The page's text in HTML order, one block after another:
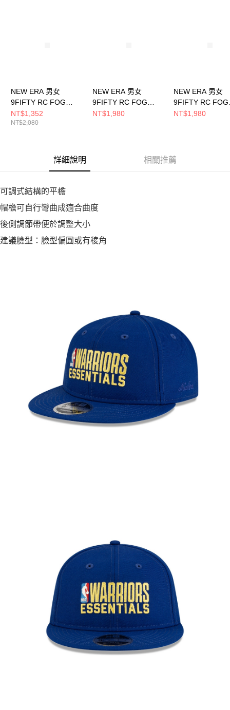
NEW ERA 男女
9FIFTY RC FOG
27395 洛杉磯湖人 藍
NE60792605
NT$1,352
NT$2,080
NEW ERA 男女
9FIFTY RC FOG
31974 達拉斯牛仔 海
NT$1,980
NEW ERA 男女
9FIFTY RC FOG
31974 紐約巨人
NT$1,980
詳細說明 相關推薦
可調式結構的平檐
帽檐可自行彎曲成適合曲度
後側調節帶便於調整大小
建議臉型：臉型偏圓或有稜角